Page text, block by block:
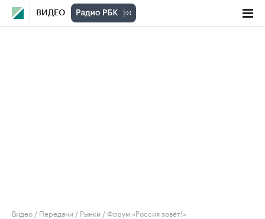
ВИДЕО
Видео / Передачи / Рынки /Форум «Россия зовёт!»